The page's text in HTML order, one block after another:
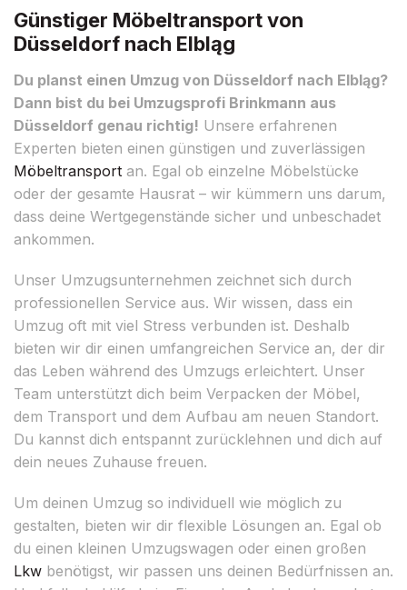
Günstiger Möbeltransport von
Düsseldorf nach Elbląg
Du planst einen Umzug von Düsseldorf nach Elbląg?
Dann bist du bei Umzugsprofi Brinkmann aus
Düsseldorf genau richtig! Unsere erfahrenen
Experten bieten einen günstigen und zuverlässigen
Möbeltransport an. Egal ob einzelne Möbelstücke
oder der gesamte Hausrat – wir kümmern uns darum,
dass deine Wertgegenstände sicher und unbeschadet
ankommen.
Unser Umzugsunternehmen zeichnet sich durch
professionellen Service aus. Wir wissen, dass ein
Umzug oft mit viel Stress verbunden ist. Deshalb
bieten wir dir einen umfangreichen Service an, der dir
das Leben während des Umzugs erleichtert. Unser
Team unterstützt dich beim Verpacken der Möbel,
dem Transport und dem Aufbau am neuen Standort.
Du kannst dich entspannt zurücklehnen und dich auf
dein neues Zuhause freuen.
Um deinen Umzug so individuell wie möglich zu
gestalten, bieten wir dir flexible Lösungen an. Egal ob
du einen kleinen Umzugswagen oder einen großen
Lkw benötigst, wir passen uns deinen Bedürfnissen an.